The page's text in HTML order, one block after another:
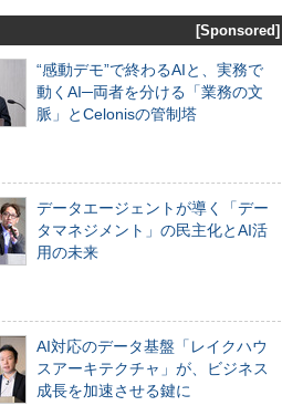
[Sponsored]
“感動デモ”で終わるAIと、実務で
動くAI─両者を分ける「業務の文
脈」とCelonisの管制塔
データエージェントが導く「デー
タマネジメント」の民主化とAI活
用の未来
AI対応のデータ基盤「レイクハウ
スアーキテクチャ」が、ビジネス
成長を加速させる鍵に